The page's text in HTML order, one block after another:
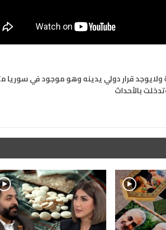
قرار دولي يدينه وهو موجود في سوريا
بالأحداث